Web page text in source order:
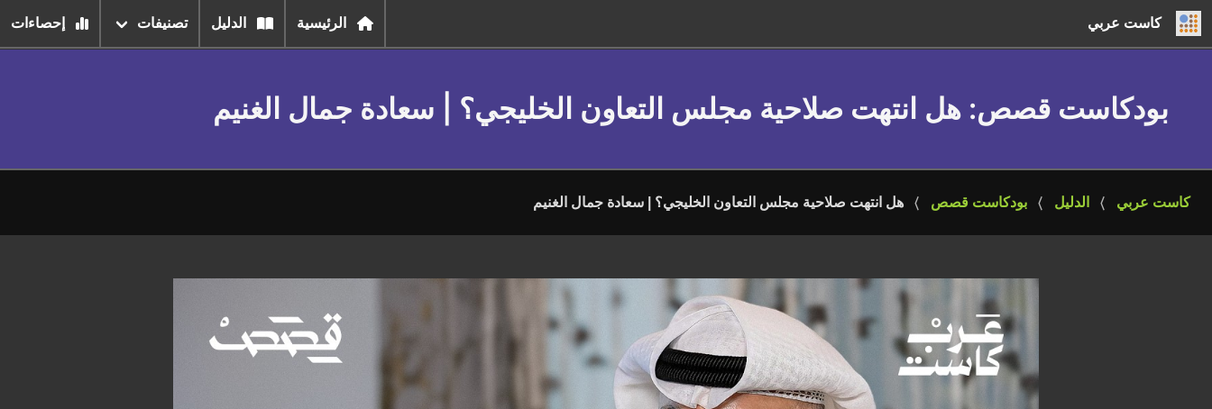
كاست عربي الرئيسية الدليل تصنيفات إحصاءات
بودكاست قصص: هل انتهت صلاحية مجلس التعاون الخليجي؟ | سعادة جمال الغنيم
كاست عربي الدليل بودكاست قصص هل انتهت صلاحية مجلس التعاون الخليجي؟ | سعادة جمال الغنيم